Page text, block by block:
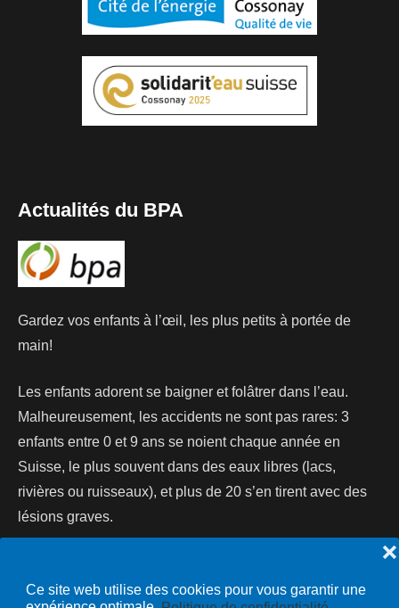
Ce site web utilise des cookies pour vous garantir une
❌
Actualités du BPA
Gardez vos enfants à l’œil, les plus petits à portée de
main!
Les enfants adorent se baigner et folâtrer dans l’eau.
Malheureusement, les accidents ne sont pas rares: 3
enfants entre 0 et 9 ans se noient chaque année en
Suisse, le plus souvent dans des eaux libres (lacs,
rivières ou ruisseaux), et plus de 20 s’en tirent avec des
lésions graves.